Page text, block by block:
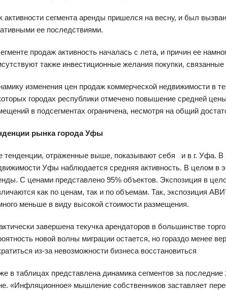
активности сегмента аренды пришелся на весну, и был
ее последствиями.
продаж активность началась с лета, и причин ее
также инвестиционные желания покупки,
изменения цен продаж коммерческой недвижимости в
городах республики отмечено повышение средней
в подсегментах ограничена, несмотря на общий
рынка города Уфы
тенденции, отраженные выше, показывают себя и в г. Уфа. В
Уфы наблюдается средняя активность. В целом в
С ценами представлено 95% объектов. Экспозиция в
как по ценам, так и по объемам. Так, экспозиция
меньше в виду высокой стоимости размещения.
завершена текучка арендаторов в большинстве
новой волны миграции остается, но гораздо менее
из-за невозможности бизнеса восстановиться
в таблицах представлена динамика сегментов за
«Инфляционное» мышление собственников заставляет